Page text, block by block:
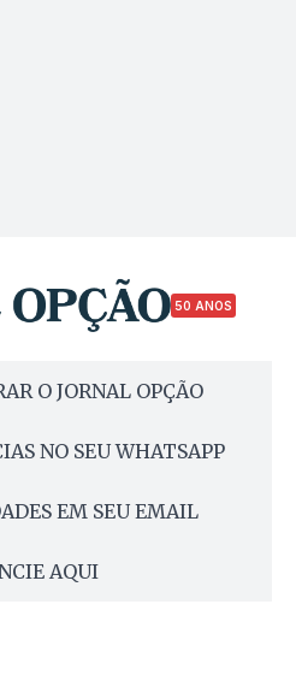
50 ANOS
O JORNAL OPÇÃO
NO SEU WHATSAPP
EM SEU EMAIL
AQUI